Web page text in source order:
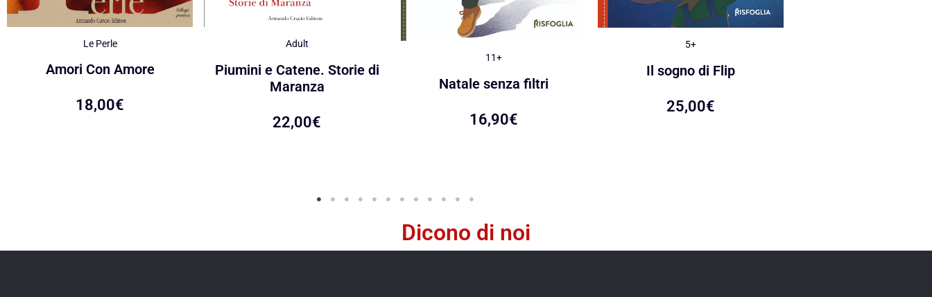
Le Perle
Amori Con Amore
18,00€
Adult
Piumini e Catene. Storie di
Maranza
22,00€
11+
Natale senza filtri
16,90€
5+
Il sogno di Flip
25,00€
Dicono di noi